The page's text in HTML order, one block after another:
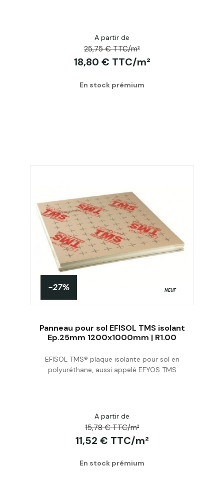
A partir de
25,75 € TTC/m²
18,80 € TTC/m²
En stock prémium
Acheter
-27% NEUF
Panneau pour sol EFISOL TMS isolant
Ep.25mm 1200x1000mm | R1.00
EFISOL TMS® plaque isolante pour sol en
polyuréthane, aussi appelé EFYOS TMS
A partir de
15,78 € TTC/m²
11,52 € TTC/m²
En stock prémium